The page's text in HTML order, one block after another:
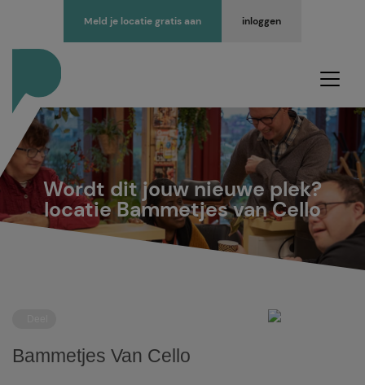
inloggen
Meld je locatie gratis aan
Wordt dit jouw nieuwe plek?
locatie Bammetjes van Cello
Bammetjes Van Cello